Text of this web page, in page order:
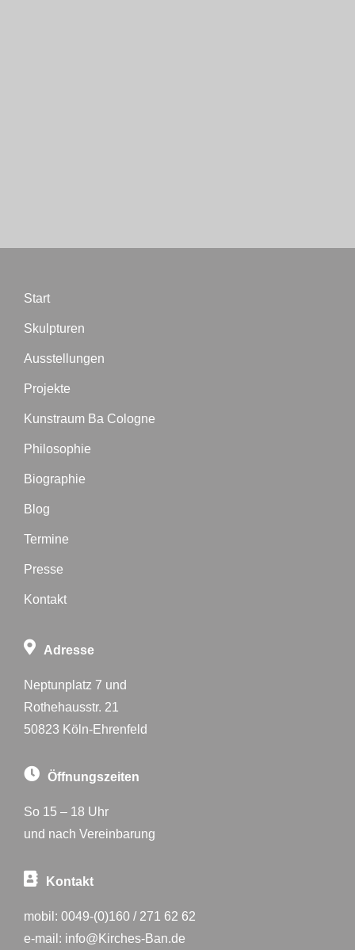
Start
Skulpturen
Ausstellungen
Projekte
Kunstraum Ba Cologne
Philosophie
Biographie
Blog
Termine
Presse
Kontakt
Adresse
Neptunplatz 7 und
Rothehausstr. 21
50823 Köln-Ehrenfeld
Öffnungszeiten
So 15 – 18 Uhr
und nach Vereinbarung
Kontakt
mobil: 0049-(0)160 / 271 62 62
e-mail: info@Kirches-Ban.de